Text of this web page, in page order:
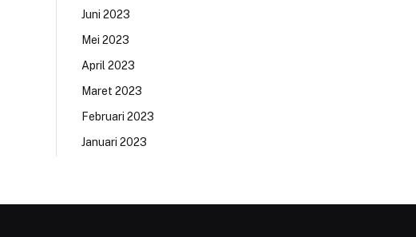
Juni 2023
Mei 2023
April 2023
Maret 2023
Februari 2023
Januari 2023